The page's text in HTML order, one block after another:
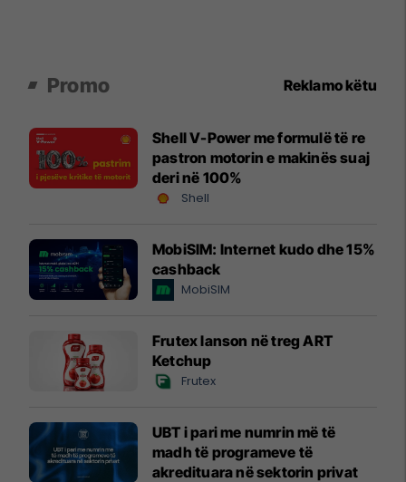
Promo Reklamo këtu
Shell V-Power me formulë të re
pastron motorin e makinës suaj
deri në 100%
Shell
MobiSIM: Internet kudo dhe 15%
cashback
MobiSIM
Frutex lanson në treg ART
Ketchup
Frutex
UBT i pari me numrin më të
madh të programeve të
akredituara në sektorin privat